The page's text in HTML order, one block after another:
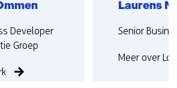
Developer
Groep
Laurens
Functie:
Senior
Meer over